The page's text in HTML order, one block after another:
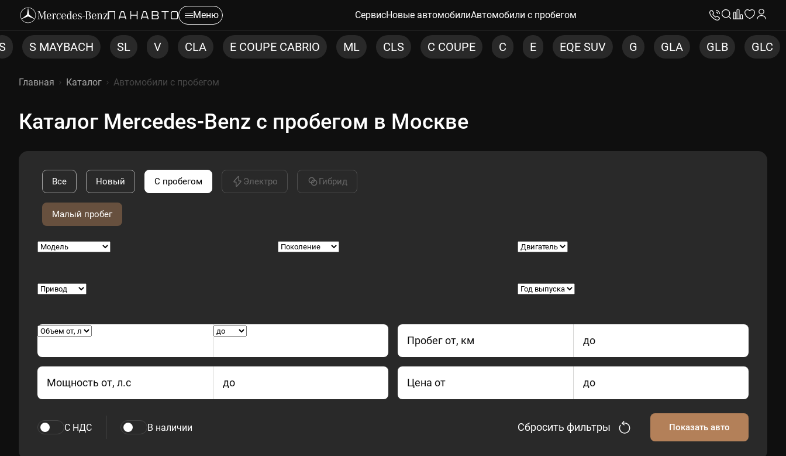
Меню СервисНовые автомобилиАвтомобили с пробегом
SL V CLA E COUPE CABRIO ML CLS C COUPE C E EQE SUV G GLA GLB GLC GLC COUPE
Главная Каталог Автомобили с пробегом
Каталог Mercedes-Benz с пробегом в Москве
Все Новый С пробегом Электро Гибрид
Малый пробег
Пробег от, км до
Мощность от, л.с до Цена от до
С НДС В наличии Показать авто
Сбросить фильтры